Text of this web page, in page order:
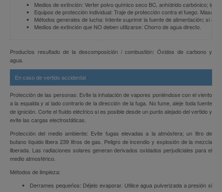
Medios de extinción: Verter polvo químico seco BC, anhídrido carbónico;
Equipos de protección individual: Traje de protección contra el fuego.
Métodos generales de lucha: Intente suprimir la fuente de alimentación; si
Medios de extinción que NO deben utilizarse: Chorro de agua directo.
Productos resultado de la descomposición / combustión: Óxidos de carbono y
agua.
En caso de vertido accidental
Protección de las personas: Evite la inhalación de vapores poniéndose con el viento
a la espalda y al lado contrario de la dirección de la fuga. No fume, aleje toda fuente
de ignición. Corte el fluido eléctrico si es posible desde un punto alejado del vertido y
evite las cargas electrostáticas.
Protección del medio ambiente: Evite fugas elevadas a la atmósfera; un litro de
butano líquido libera 239 litros de gas. Peligro de incendio y explosión de la mezcla
liberada. Las radiaciones solares generan derivados oxidados perjudiciales para el
medio atmosférico.
Métodos de limpieza:
Derrames pequeños: Déjelo evaporar. Utilice agua pulverizada a presión si